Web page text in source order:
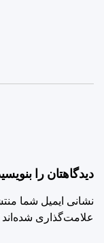
دیدگاهتان را
نشانی ایمیل شما
علامت‌گذاری شده‌اند